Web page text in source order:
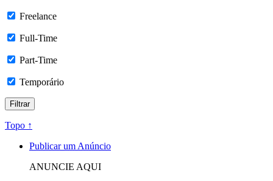
Freelance
Full-Time
Part-Time
Temporário
Topo ↑
Publicar um Anúncio
ANUNCIE AQUI